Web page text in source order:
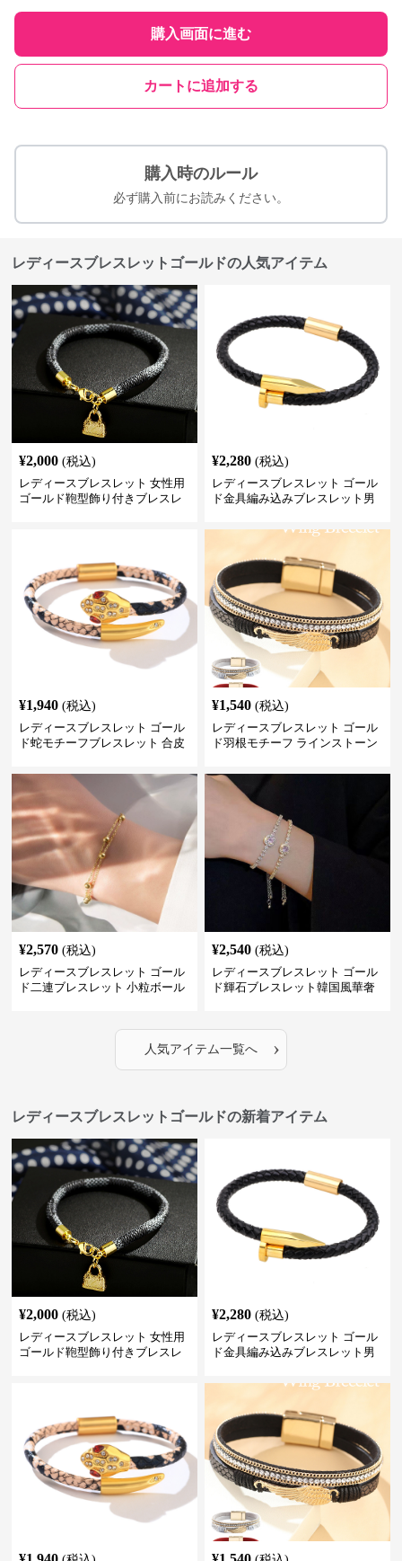
購入画面に進む
カートに追加する
購入時のルール
必ず購入前にお読みください。
レディースブレスレットゴールドの人気アイテム
¥2,000 (税込)
レディースブレスレット 女性用
ゴールド鞄型飾り付きブレスレ
¥2,280 (税込)
レディースブレスレット ゴール
ド金具編み込みブレスレット男
¥1,940 (税込)
レディースブレスレット ゴール
ド蛇モチーフブレスレット 合皮
¥1,540 (税込)
レディースブレスレット ゴール
ド羽根モチーフ ラインストーン
¥2,570 (税込)
レディースブレスレット ゴール
ド二連ブレスレット 小粒ボール
¥2,540 (税込)
レディースブレスレット ゴール
ド輝石ブレスレット韓国風華奢
人気アイテム一覧へ ›
レディースブレスレットゴールドの新着アイテム
¥2,000 (税込)
レディースブレスレット 女性用
ゴールド鞄型飾り付きブレスレ
¥2,280 (税込)
レディースブレスレット ゴール
ド金具編み込みブレスレット男